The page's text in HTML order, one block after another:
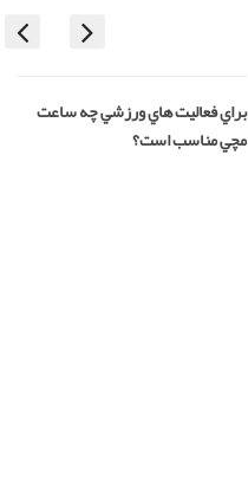
براي فعاليت هاي ورزشي چه ساعت
مچي مناسب است؟